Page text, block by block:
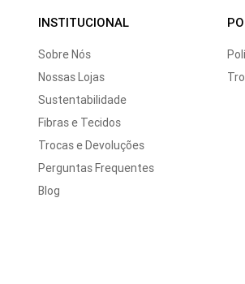
INSTITUCIONAL
Sobre Nós
Nossas Lojas
Sustentabilidade
Fibras e Tecidos
Trocas e Devoluções
Perguntas Frequentes
Blog